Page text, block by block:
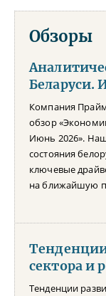
Обзоры
Беларуси.
Компания
обзор
Июнь 2026».
состояния
ключевые
на ближайшую
сектора и
Тенденции